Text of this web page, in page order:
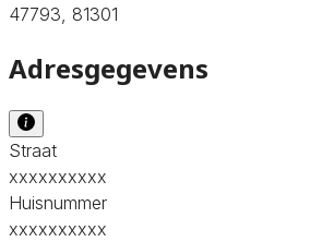
47793, 81301
Adresgegevens
Straat
xxxxxxxxxx
Huisnummer
xxxxxxxxxx